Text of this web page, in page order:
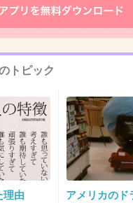
るとムカつくから「
いだろうから
トピック
理由
アメリカのド